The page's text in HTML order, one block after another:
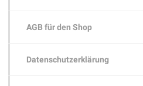
AGB für den Shop
Datenschutzerklärung